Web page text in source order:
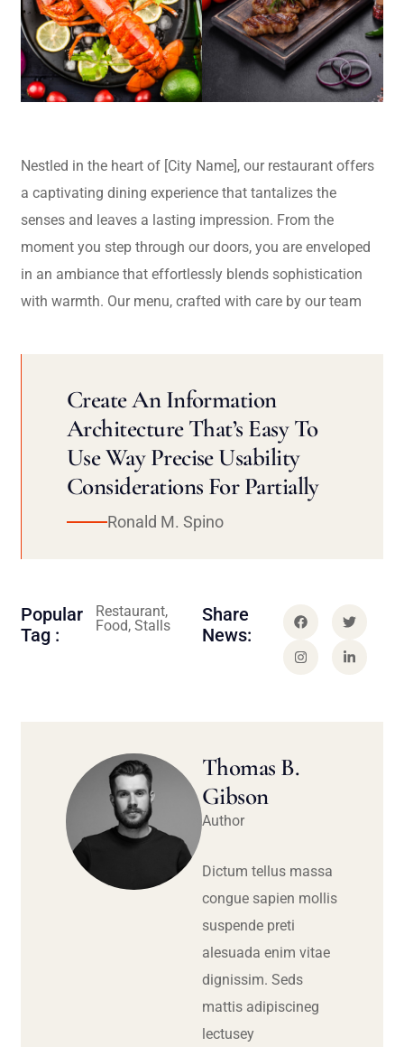
Nestled in the heart of [City Name], our restaurant offers
a captivating dining experience that tantalizes the
senses and leaves a lasting impression. From the
moment you step through our doors, you are enveloped
in an ambiance that effortlessly blends sophistication
with warmth. Our menu, crafted with care by our team
Create An Information
Architecture That’s Easy To
Use Way Precise Usability
Considerations For Partially
Ronald M. Spino
Popular
Tag :
Restaurant,
Food, Stalls
Share
News:
Thomas B.
Gibson
Author
Dictum tellus massa
congue sapien mollis
suspende preti
alesuada enim vitae
dignissim. Seds
mattis adipiscineg
lectusey